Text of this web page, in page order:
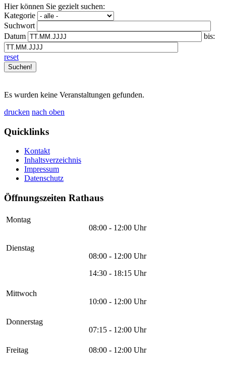
Hier können Sie gezielt suchen:
Kategorie
Suchwort
Datum
bis:
reset
Es wurden keine Veranstaltungen gefunden.
drucken nach oben
Quicklinks
Kontakt
Inhaltsverzeichnis
Impressum
Datenschutz
Öffnungszeiten Rathaus
Montag
08:00 - 12:00 Uhr
Dienstag
08:00 - 12:00 Uhr
14:30 - 18:15 Uhr
Mittwoch
10:00 - 12:00 Uhr
Donnerstag
07:15 - 12:00 Uhr
Freitag 08:00 - 12:00 Uhr